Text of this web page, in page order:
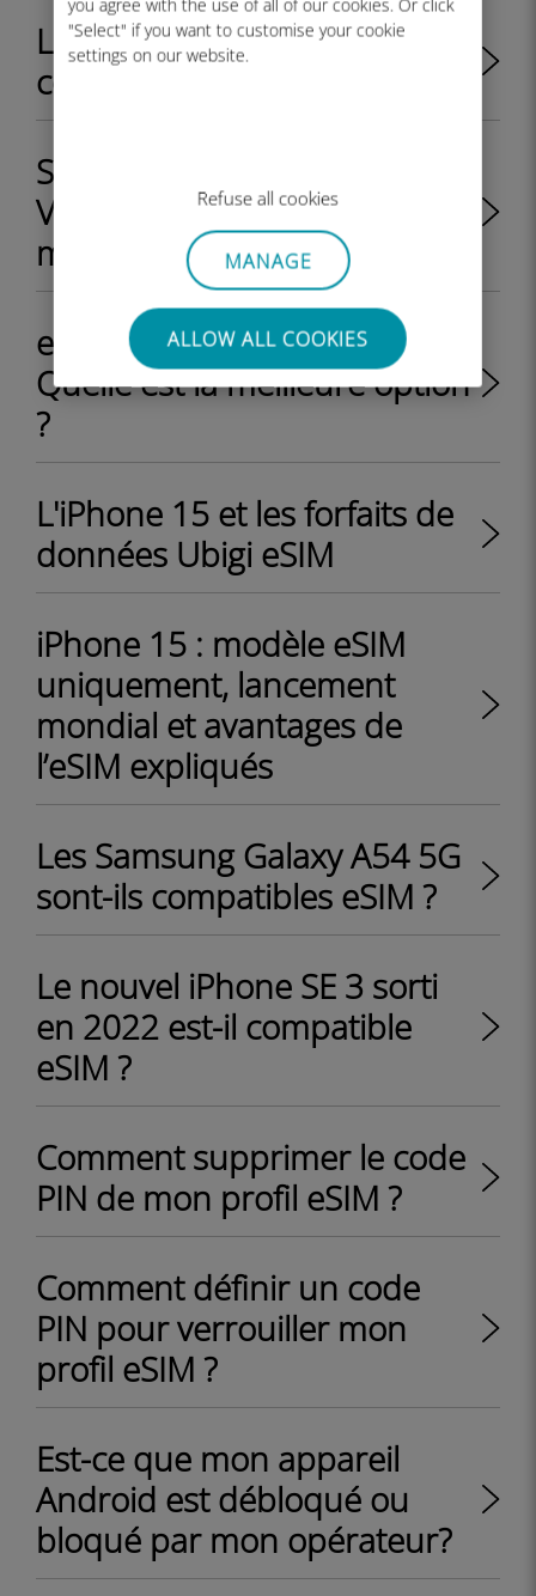
you agree with the use of all of our cookies. Or click
"Select" if you want to customise your cookie
settings on our website.
Refuse all cookies
MANAGE
ALLOW ALL COOKIES
Le Google Pixel 8 est-il
compatible eSIM ?
Série Samsung Galaxy S25 :
Vers un passage aux
modèles eSIM uniquement ?
eSIM vs. hotspot Wi-Fi :
Quelle est la meilleure option
?
L'iPhone 15 et les forfaits de
données Ubigi eSIM
iPhone 15 : modèle eSIM
uniquement, lancement
mondial et avantages de
l’eSIM expliqués
Les Samsung Galaxy A54 5G
sont-ils compatibles eSIM ?
Le nouvel iPhone SE 3 sorti
en 2022 est-il compatible
eSIM ?
Comment supprimer le code
PIN de mon profil eSIM ?
Comment définir un code
PIN pour verrouiller mon
profil eSIM ?
Est-ce que mon appareil
Android est débloqué ou
bloqué par mon opérateur?